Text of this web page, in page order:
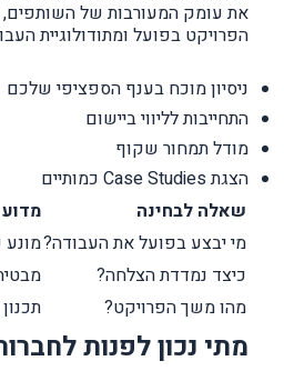
את עומק המעורבות של השותפים,
הפרויקט בפועל ומתודולוגיית
ניסיון מוכח בענף הספציפי שלכם
התחייבות לליווי ביישום
מודל תמחור שקוף
הצגת Case Studies כמותיים
שאלה לבחינה
מי יבצע בפועל את העבודה?מונע
כיצד נמדדת הצלחה?
מהו משך הפרויקט?
מתי נכון לפנות